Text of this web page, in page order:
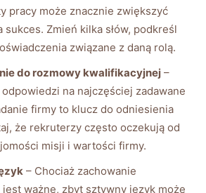
pracy może znacznie zwiększyć
sukces. Zmień kilka słów, podkreśl
związane z daną rolą.
do rozmowy kwalifikacyjnej –
na najczęściej zadawane
firmy to klucz do odniesienia
że rekruterzy często oczekują od
misji i wartości firmy.
– Chociaż zachowanie
ważne, zbyt sztywny język może